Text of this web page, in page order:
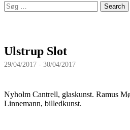
Search
for:
Ulstrup Slot
29/04/2017 - 30/04/2017
Nyholm Cantrell, glaskunst. Ramus
Linnemann, billedkunst.